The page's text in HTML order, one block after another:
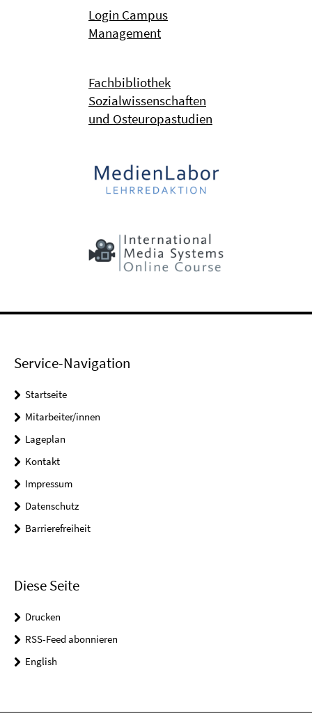
Login Campus
Management
Fachbibliothek
Sozialwissenschaften
und Osteuropastudien
Service-Navigation
Startseite
Mitarbeiter/innen
Lageplan
Kontakt
Impressum
Datenschutz
Barrierefreiheit
Diese Seite
Drucken
RSS-Feed abonnieren
English